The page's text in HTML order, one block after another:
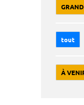
tout
À